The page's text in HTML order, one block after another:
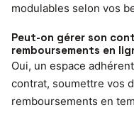
modulables selon vos
Peut-on gérer son
remboursements en
Oui, un espace
contrat, soumettre vos
remboursements en